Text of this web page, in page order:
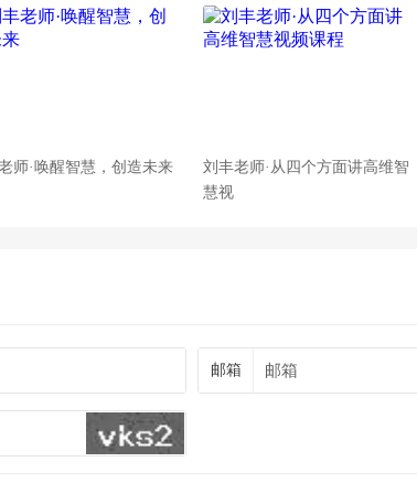
师·唤醒智慧，创造未来
刘丰老师·从四个方面讲高维智
慧视
邮箱